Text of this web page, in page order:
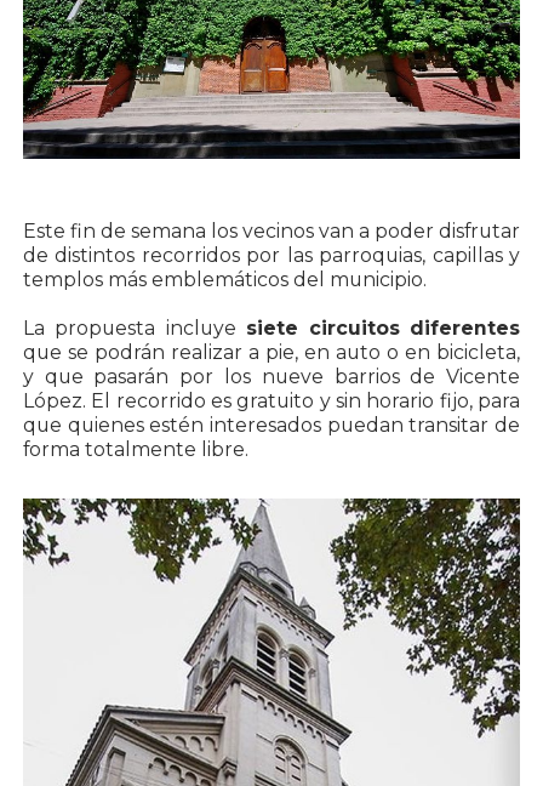
Este fin de semana los vecinos van a poder disfrutar
de distintos recorridos por las parroquias, capillas y
templos más emblemáticos del municipio.
La propuesta incluye siete circuitos diferentes
que se podrán realizar a pie, en auto o en bicicleta,
y que pasarán por los nueve barrios de Vicente
López. El recorrido es gratuito y sin horario fijo, para
que quienes estén interesados puedan transitar de
forma totalmente libre.